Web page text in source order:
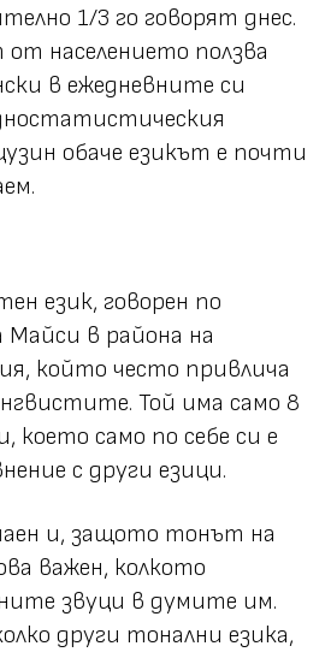
1/3 го говорят днес.
населението ползва
в ежедневните си
обаче езикът е почти
език, говорен по
Майси в района на
който често привлича
Той има само 8
което само по себе си е
с други езици.
и, защото тонът на
важен, колкото
звуци в думите им.
други тонални езика,